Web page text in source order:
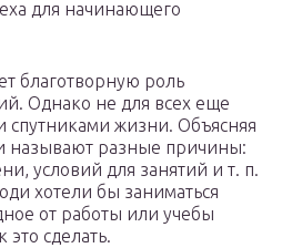
для начинающего
благотворную роль
Однако не для всех еще
спутниками жизни. Объясняя
называют разные причины:
условий для занятий и т. п.
хотели бы заниматься
от работы или учебы
сделать.